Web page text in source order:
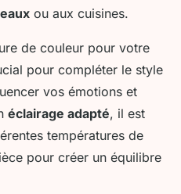
ou aux cuisines.
de couleur pour votre
pour compléter le style
vos émotions et
éclairage adapté, il est
températures de
pour créer un équilibre